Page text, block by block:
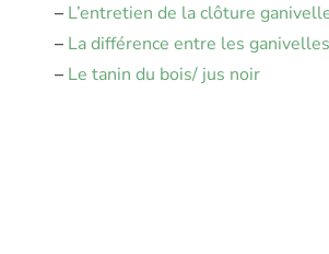
– L’entretien de la clôture
– La différence entre les ganivelles
– Le tanin du bois/ jus noir